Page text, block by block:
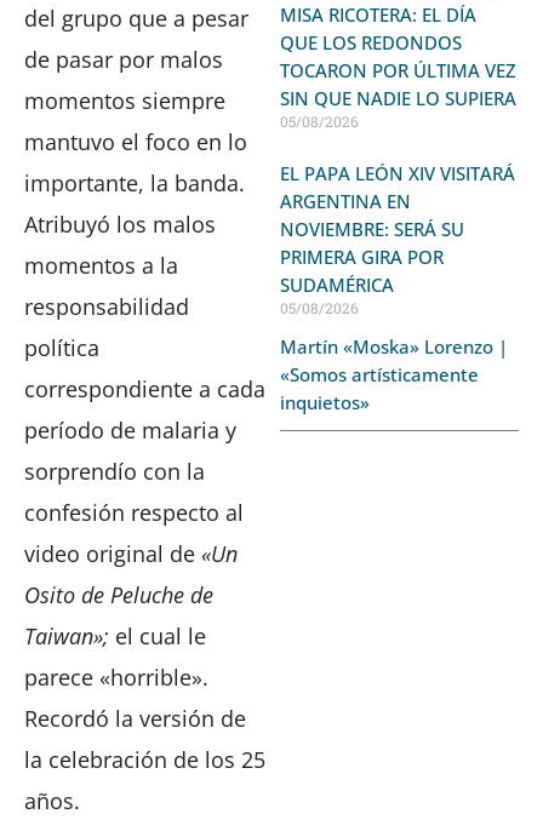
del grupo que a pesar
de pasar por malos
momentos siempre
mantuvo el foco en lo
importante, la banda.
Atribuyó los malos
momentos a la
responsabilidad
política
correspondiente a cada
período de malaria y
sorprendío con la
confesión respecto al
video original de «Un
Osito de Peluche de
Taiwan»; el cual le
parece «horrible».
Recordó la versión de
la celebración de los 25
años.
MISA RICOTERA: EL DÍA
QUE LOS REDONDOS
TOCARON POR ÚLTIMA VEZ
SIN QUE NADIE LO SUPIERA
05/08/2026
EL PAPA LEÓN XIV VISITARÁ
ARGENTINA EN
NOVIEMBRE: SERÁ SU
PRIMERA GIRA POR
SUDAMÉRICA
05/08/2026
Martín «Moska» Lorenzo |
«Somos artísticamente
inquietos»